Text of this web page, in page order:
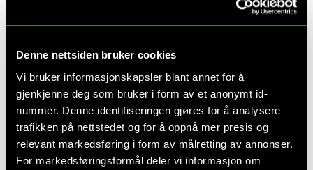
Denne nettsiden bruker cookies
Vi bruker informasjonskapsler blant annet for å
gjenkjenne deg som bruker i form av et anonymt id-
nummer. Denne identifiseringen gjøres for å analysere
trafikken på nettstedet og for å oppnå mer presis og
relevant markedsføring i form av målretting av annonser.
For markedsføringsformål deler vi informasjon om
Dybde
77,5 cm
Høyde
77 cm
Sittedybde
cm
Sittehøyde
cm